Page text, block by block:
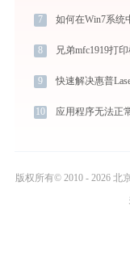
7 如何在Win7系统
8 兄弟mfc1919打
9
10 应用程序无法正
版权所有© 2010 - 2026 北